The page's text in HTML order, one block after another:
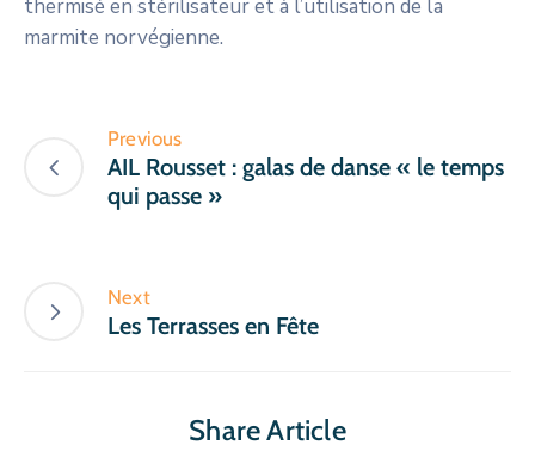
thermisé en stérilisateur et à l’utilisation de la
marmite norvégienne.
Previous
AIL Rousset : galas de danse « le temps
qui passe »
Next
Les Terrasses en Fête
Share Article